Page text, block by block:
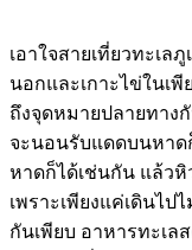
เอาใจสายเที่ยวทะเลภู
นอกและเกาะไข่ในเพี
ถึงจุดหมายปลายทาง
จะนอนรับแดดบนหาด
หาดก็ได้เช่นกัน แล้วหิ
เพราะเพียงแค่เดินไป
กันเพียบ อาหารทะเล